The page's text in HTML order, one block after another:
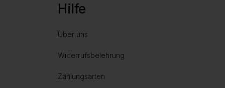
Hilfe
Über uns
Widerrufsbelehrung
Zahlungsarten